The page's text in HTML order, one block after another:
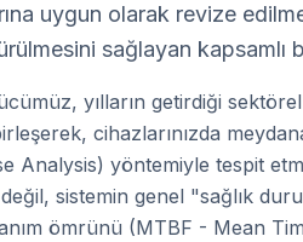
uygun olarak revize
sağlayan
yılların getirdiği
cihazlarınızda
Analysis) yöntemiyle tespit
sistemin genel "sağlık
ömrünü (MTBF - Mean